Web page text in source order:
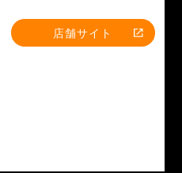
店舗サイト